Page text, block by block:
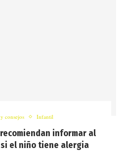
consejos Infantil
informar al
el niño tiene alergia